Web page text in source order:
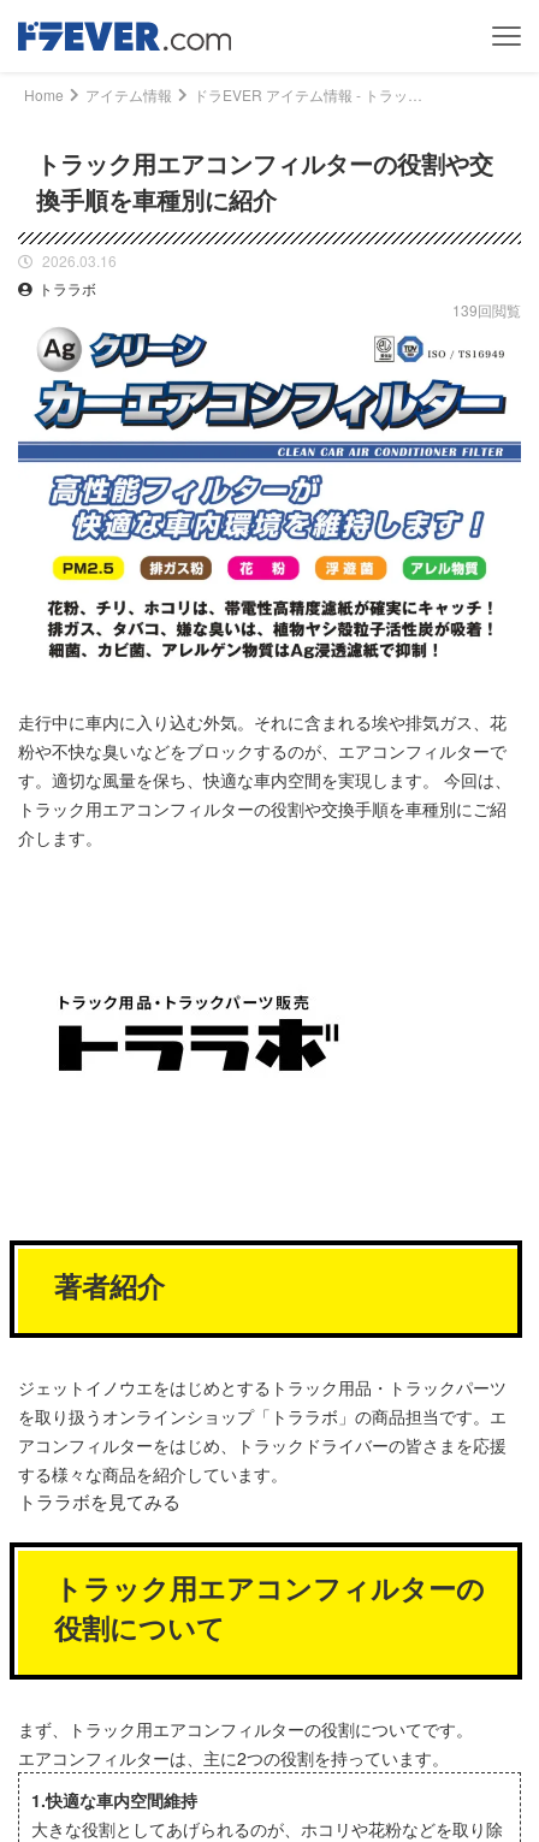
Home アイテム情報
トラック用エアコンフィルターの役割や交
換手順を車種別に紹介
2026.03.16
トララボ
139回閲覧
走行中に車内に入り込む外気。それに含まれる埃や排気ガス、花
粉や不快な臭いなどをブロックするのが、エアコンフィルターで
す。適切な風量を保ち、快適な車内空間を実現します。 今回は、
トラック用エアコンフィルターの役割や交換手順を車種別にご紹
介します。
著者紹介
ジェットイノウエをはじめとするトラック用品・トラックパーツ
を取り扱うオンラインショップ「トララボ」の商品担当です。エ
アコンフィルターをはじめ、トラックドライバーの皆さまを応援
する様々な商品を紹介しています。
トララボを見てみる
トラック用エアコンフィルターの
役割について
まず、トラック用エアコンフィルターの役割についてです。
エアコンフィルターは、主に2つの役割を持っています。
1.快適な車内空間維持
大きな役割としてあげられるのが、ホコリや花粉などを取り除